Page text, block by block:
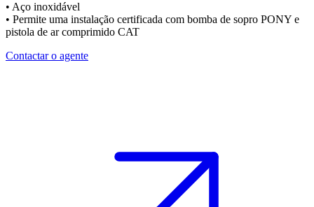
• Aço inoxidável
• Permite uma instalação certificada com bomba de sopro PONY e
pistola de ar comprimido CAT
Contactar o agente